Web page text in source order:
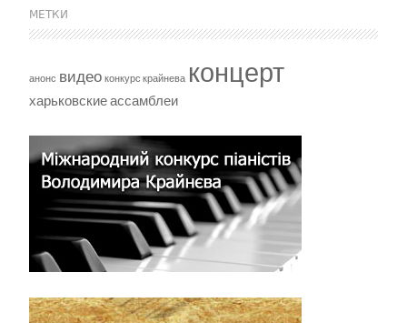
МЕТКИ
анонс видео конкурс крайнева концерт
харьковские ассамблеи